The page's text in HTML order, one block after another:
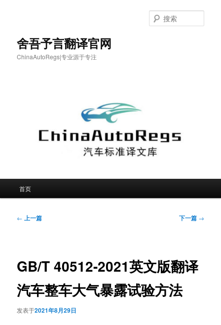
舍吾予言翻译官网
ChinaAutoRegs|专业源于专注
索
首页
文
← 上一篇 下一篇 →
GB/T 40512-2021英文版翻译
汽车整车大气暴露试验方法
发表于2021年8月29日